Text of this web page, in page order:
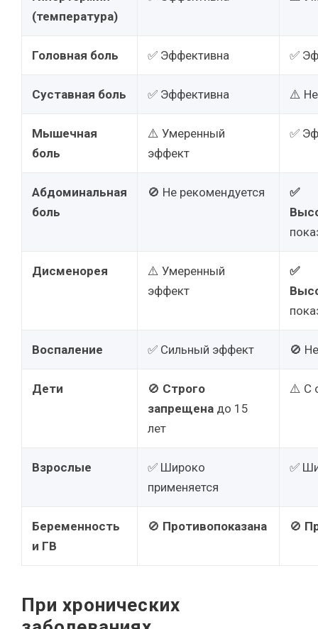
(температура)
Головная боль ✅ Эффективна ✅
Суставная боль ✅ Эффективна ⚠️ Не
Мышечная
боль
⚠️ Умеренный
эффект
✅
Абдоминальная
боль
🚫 Не рекомендуется
✅
Дисменорея
⚠️ Умеренный
эффект
✅
Воспаление ✅ Сильный эффект 🚫
Дети 🚫 Строго
запрещена до 15
лет
⚠️ С
Взрослые
✅ Широко
применяется
✅
Беременность
и ГВ
🚫 Противопоказана 🚫
При хронических